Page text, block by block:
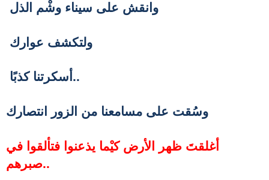
وانقش على سيناء وشْم الذل
ولتكشف عوارك
أسكرتنا كذبًا..
وسُقت على مسامعنا من الزور انتصارك
أغلقتَ ظهر الأرض كيْما يذعنوا فتألقوا في
صبرهم..